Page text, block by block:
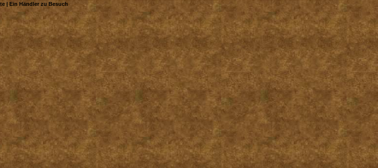
| Ein Händler zu Besuch